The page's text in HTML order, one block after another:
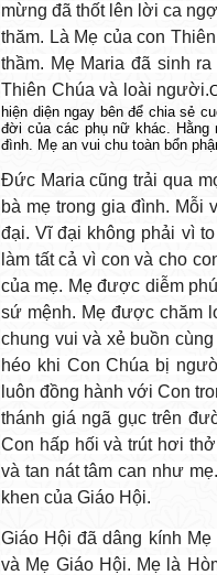
mừng đã thốt lên lời ca
thăm. Là Mẹ của con
thầm. Mẹ Maria đã sinh
Thiên Chúa và loài người.
hiện diện ngay bên để chia sẻ
đời của các phụ nữ khác. Hằng
đình. Mẹ an vui chu toàn bổn
Đức Maria cũng trải qua
bà mẹ trong gia đình. Mỗi
đại. Vĩ đại không phải vì
làm tất cả vì con và cho
của mẹ. Mẹ được diễm
sứ mệnh. Mẹ được chăm
chung vui và xẻ buồn
héo khi Con Chúa bị
luôn đồng hành với Con
thánh giá ngã gục trên
Con hấp hối và trút hơi
và tan nát tâm can như
khen của Giáo Hội.
Giáo Hội đã dâng kính
và Mẹ Giáo Hội. Mẹ là